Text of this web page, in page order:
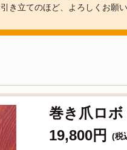
き立てのほど、よろしくお願い
巻き爪ロ
19,800円
(税